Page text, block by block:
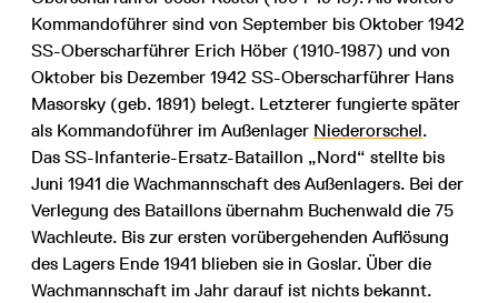
Kommandoführer sind von September bis Oktober 1942
SS-Oberscharführer Erich Höber (1910-1987) und von
Oktober bis Dezember 1942 SS-Oberscharführer Hans
Masorsky (geb. 1891) belegt. Letzterer fungierte später
als Kommandoführer im Außenlager Niederorschel.
Das SS-Infanterie-Ersatz-Bataillon „Nord“ stellte bis
Juni 1941 die Wachmannschaft des Außenlagers. Bei der
Verlegung des Bataillons übernahm Buchenwald die 75
Wachleute. Bis zur ersten vorübergehenden Auflösung
des Lagers Ende 1941 blieben sie in Goslar. Über die
Wachmannschaft im Jahr darauf ist nichts bekannt.